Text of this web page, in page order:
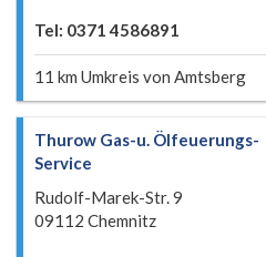
Tel: 0371 4586891
11 km Umkreis von Amtsberg
Thurow Gas-u. Ölfeuerungs-
Service
Rudolf-Marek-Str. 9
09112 Chemnitz